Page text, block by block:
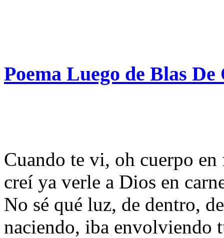
Poema Luego de Blas De
Cuando te vi, oh cuerpo
creí ya verle a Dios en
No sé qué luz, de dentro,
naciendo, iba envolviendo